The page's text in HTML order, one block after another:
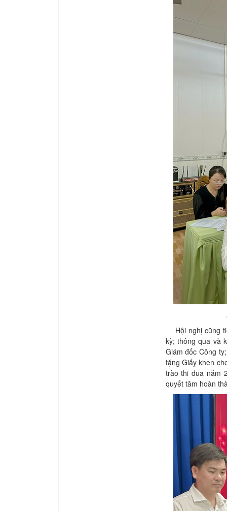
Hội nghị cũng
kỳ; thông qua và
Giám đốc Công
tặng Giấy khen
trào thi đua năm
quyết tâm hoàn